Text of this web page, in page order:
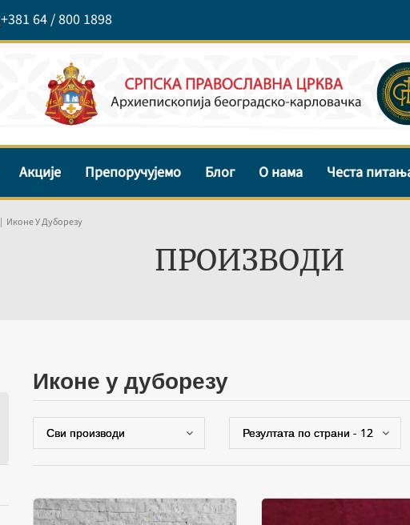
+381 64 / 800 1898
Акције Препоручујемо Блог О нама Честа
Иконе У Дуборезу
ПРОИЗВОДИ
иконе у дуборезу